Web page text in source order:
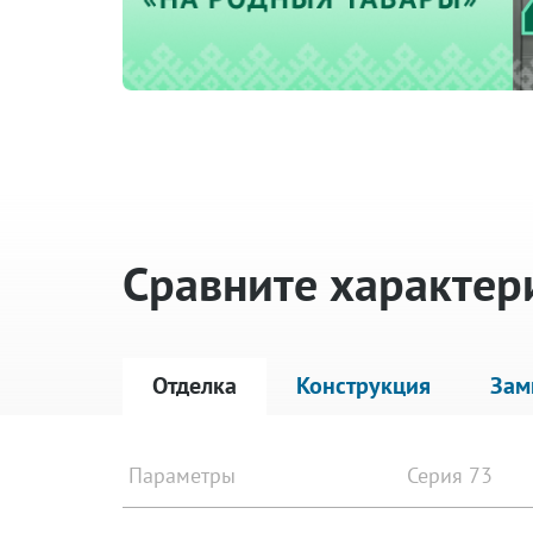
Сравните
Отделка Конструкция
Параметры Серия 73